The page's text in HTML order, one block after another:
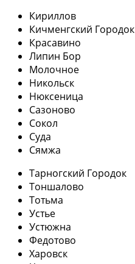
Кириллов
Кичменгский Городок
Красавино
Липин Бор
Молочное
Никольск
Нюксеница
Сазоново
Сокол
Суда
Сямжа
Тарногский Городок
Тоншалово
Тотьма
Устье
Устюжна
Федотово
Харовск